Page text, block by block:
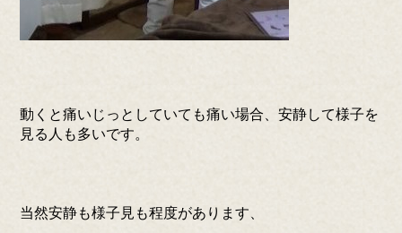
動くと痛いじっとしていても痛い場合、安静して様子を
見る人も多いです。
当然安静も様子見も程度があります、